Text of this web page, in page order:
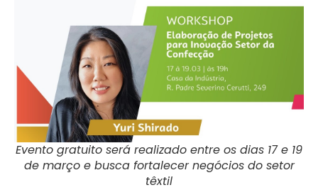
Evento gratuito será realizado entre os dias 17 e 19
de março e busca fortalecer negócios do setor
têxtil